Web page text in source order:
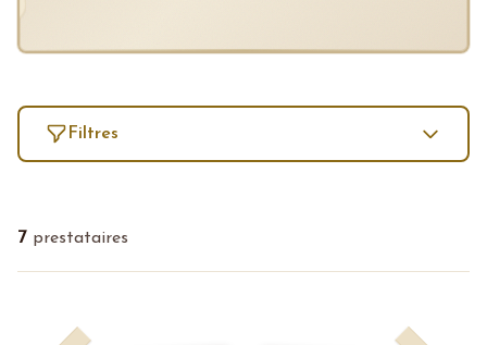
Filtres
7 prestataires